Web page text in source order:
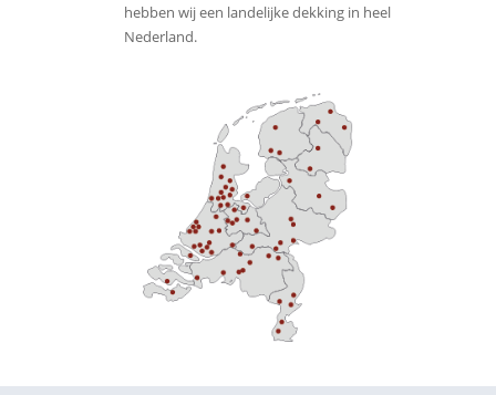
hebben wij een landelijke dekking in heel
Nederland.